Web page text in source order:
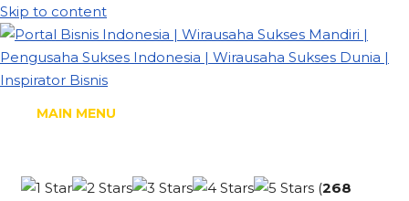
Skip to content
MAIN MENU
(268